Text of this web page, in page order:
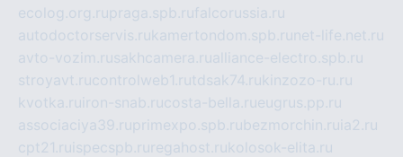
ecolog.org.rupraga.spb.rufalcorussia.ru
autodoctorservis.rukamertondom.spb.ru net-life.net.ru
avto-vozim.rusakhcamera.rualliance-electro.spb.ru
stroyavt.rucontrolweb1.rutdsak74.rukinzozo-ru.ru
kvotka.ru iron-snab.rucosta-bella.rueugrus.pp.ru
associaciya39.ruprimexpo.spb.rubezmorchin.ru ia2.ru
cpt21.ru ispecspb.ru regahost.rukolosok-elita.ru